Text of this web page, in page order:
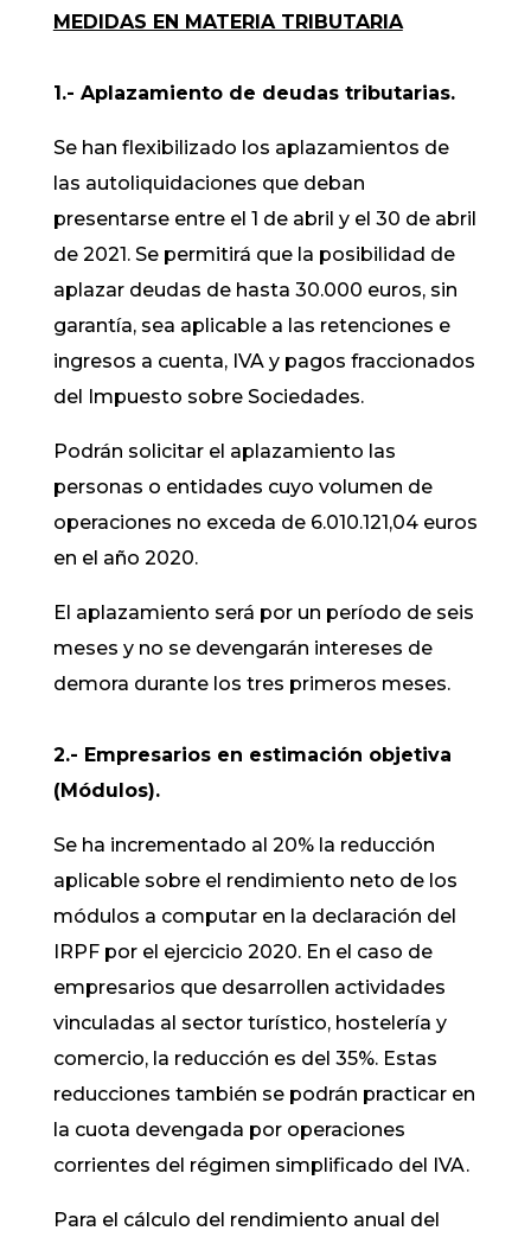
MEDIDAS EN MATERIA TRIBUTARIA
1.- Aplazamiento de deudas tributarias.
Se han flexibilizado los aplazamientos de
las autoliquidaciones que deban
presentarse entre el 1 de abril y el 30 de abril
de 2021. Se permitirá que la posibilidad de
aplazar deudas de hasta 30.000 euros, sin
garantía, sea aplicable a las retenciones e
ingresos a cuenta, IVA y pagos fraccionados
del Impuesto sobre Sociedades.
Podrán solicitar el aplazamiento las
personas o entidades cuyo volumen de
operaciones no exceda de 6.010.121,04 euros
en el año 2020.
El aplazamiento será por un período de seis
meses y no se devengarán intereses de
demora durante los tres primeros meses.
2.- Empresarios en estimación objetiva
(Módulos).
Se ha incrementado al 20% la reducción
aplicable sobre el rendimiento neto de los
módulos a computar en la declaración del
IRPF por el ejercicio 2020. En el caso de
empresarios que desarrollen actividades
vinculadas al sector turístico, hostelería y
comercio, la reducción es del 35%. Estas
reducciones también se podrán practicar en
la cuota devengada por operaciones
corrientes del régimen simplificado del IVA.
Para el cálculo del rendimiento anual del